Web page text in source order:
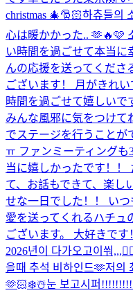
christmas 🎄🎅🏻하츄들의
心は暖かかった.. 🫶🔥🩷
い時間を過ごせて本当に
んの応援を送ってくださ
ございます！ 月がきれい
時間を過ごせて嬉しいで
みんな風邪に気をつけてね
でステージを行うことが
ㅠ ファンミーティング
当に嬉しかったです！！
て、お話もできて、楽し
せな一日でした！！ い
愛を送ってくれるハチュ
ございます。 大好きで
2026년이 다가오고이쒀
을때 추석 비하인드🫶저의
🫶🏻❄️☃️눈 보고시퍼